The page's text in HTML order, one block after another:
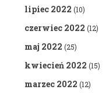
lipiec 2022 (10)
czerwiec 2022 (12)
maj 2022 (25)
kwiecień 2022 (15)
marzec 2022 (12)